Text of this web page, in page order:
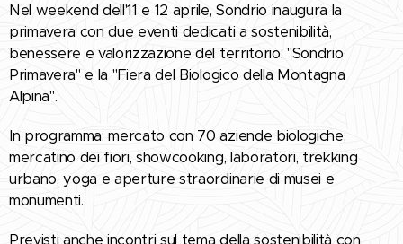
Nel weekend dell'11 e 12 aprile, Sondrio inaugura la
primavera con due eventi dedicati a sostenibilità,
benessere e valorizzazione del territorio: "Sondrio
Primavera" e la "Fiera del Biologico della Montagna
Alpina".
In programma: mercato con 70 aziende biologiche,
mercatino dei fiori, showcooking, laboratori, trekking
urbano, yoga e aperture straordinarie di musei e
monumenti.
Previsti anche incontri sul tema della sostenibilità con